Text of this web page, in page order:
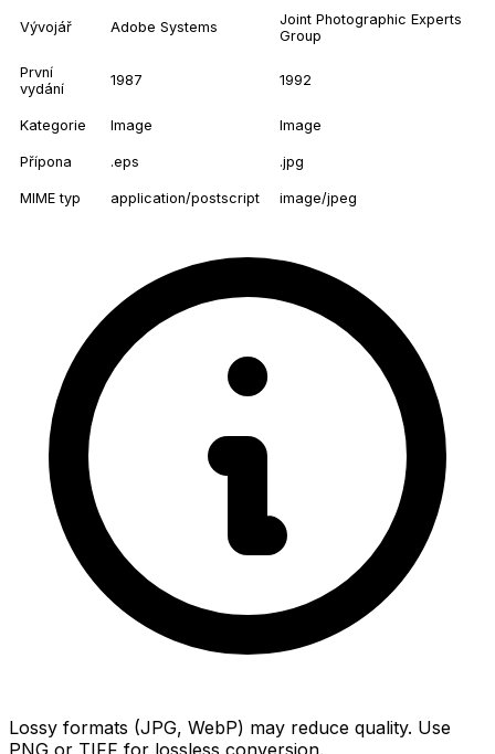
Vývojář Adobe Systems
Joint Photographic Experts
Group
První
vydání
1987 1992
Kategorie Image Image
Přípona .eps .jpg
MIME typ application/postscript image/jpeg
Lossy formats (JPG, WebP) may reduce quality. Use